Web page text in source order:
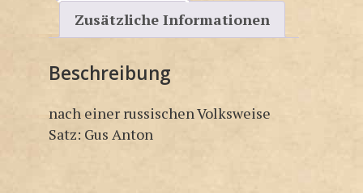
Zusätzliche Informationen
Beschreibung
nach einer russischen Volksweise
Satz: Gus Anton